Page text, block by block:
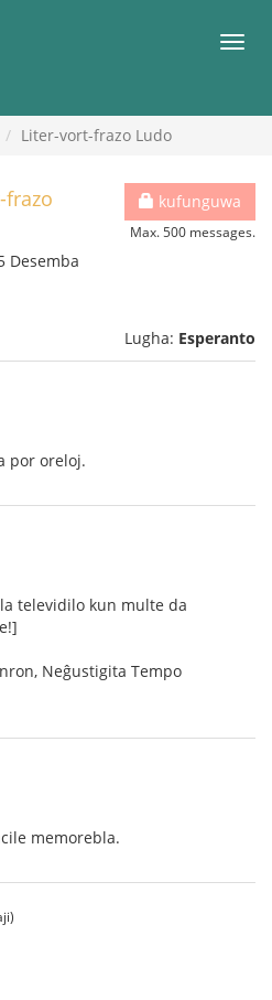
Liter-vort-frazo Ludo
kufunguwa
Max. 500 messages.
frazo
Desemba
Lugha: Esperanto
por oreloj.
televidilo kun multe da
Neĝustigita Tempo
memorebla.